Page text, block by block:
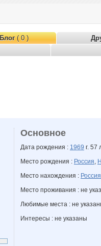
Блог( 0 )
Основное
Дата рождения : 1969 г. 57
Место рождения : Россия,
Место нахождения : Россия
Место проживания : не
Любимые места : не
Интересы : не указаны